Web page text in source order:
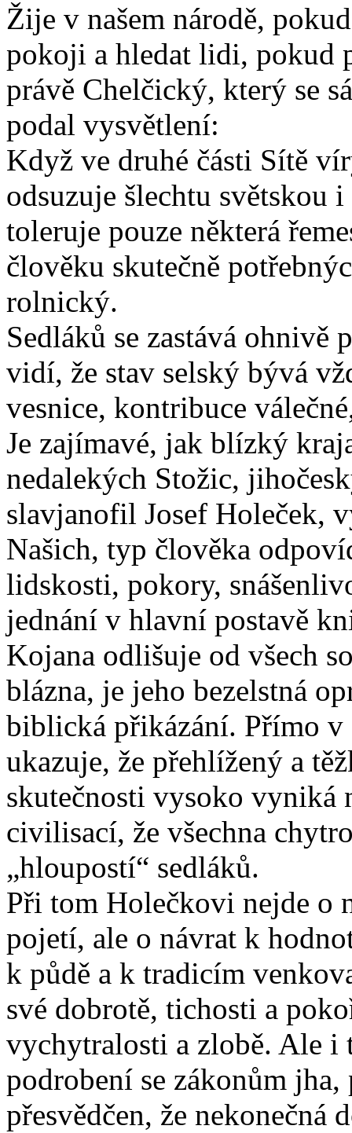
Žije v našem národě,
pokoji a hledat lidi, pokud
právě Chelčický, který se
podal vysvětlení:
Když ve druhé části Sítě
odsuzuje šlechtu světskou
toleruje pouze některá
člověku skutečně
rolnický.
Sedláků se zastává
vidí, že stav selský bývá
vesnice, kontribuce
Je zajímavé, jak blízký
nedalekých Stožic,
slavjanofil Josef Holeček,
Našich, typ člověka
lidskosti, pokory,
jednání v hlavní postavě
Kojana odlišuje od všech
blázna, je jeho bezelstná
biblická přikázání. Přímo v
ukazuje, že přehlížený a
skutečnosti vysoko vyniká
civilisací, že všechna
„hloupostí“ sedláků.
Při tom Holečkovi nejde o
pojetí, ale o návrat k
k půdě a k tradicím
své dobrotě, tichosti a
vychytralosti a zlobě. Ale i
podrobení se zákonům jha,
přesvědčen, že nekonečná